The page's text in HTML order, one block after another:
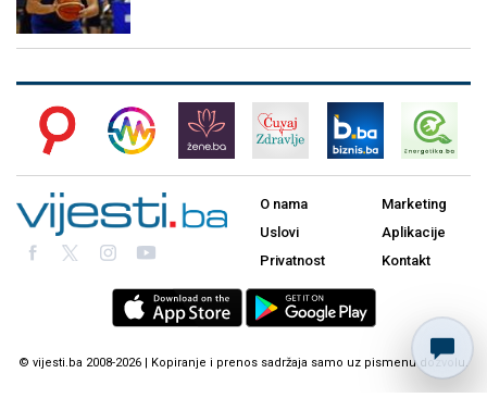
O nama
Uslovi
Privatnost
Marketing
Aplikacije
Kontakt
© vijesti.ba 2008-2026 | Kopiranje i prenos sadržaja samo uz pismenu dozvolu.